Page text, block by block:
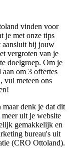
vinden voor
je met onze tips
aansluit bij jouw
vergroten van je
doelgroep. Om je
om 3 offertes
vul meteen ons
denk je dat dit
meer uit je website
gemakkelijk en
bureau's uit
(CRO Ottoland).